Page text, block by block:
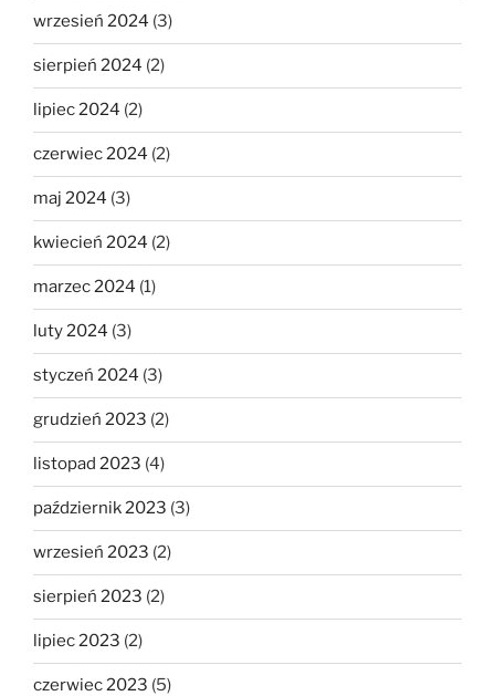
wrzesień 2024 (3)
sierpień 2024 (2)
lipiec 2024 (2)
czerwiec 2024 (2)
maj 2024 (3)
kwiecień 2024 (2)
marzec 2024 (1)
luty 2024 (3)
styczeń 2024 (3)
grudzień 2023 (2)
listopad 2023 (4)
październik 2023 (3)
wrzesień 2023 (2)
sierpień 2023 (2)
lipiec 2023 (2)
czerwiec 2023 (5)